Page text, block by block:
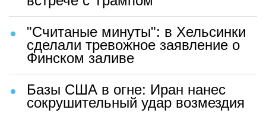
"Считаные минуты": в Хельсинки
сделали тревожное заявление о
Финском заливе
Базы США в огне: Иран нанес
сокрушительный удар возмездия